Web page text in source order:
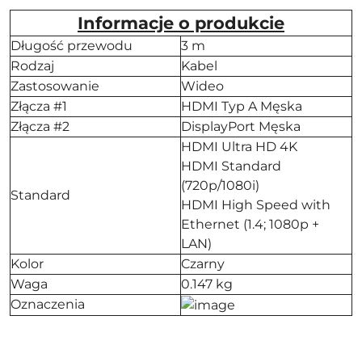
Informacje o produkcie
Długość przewodu
3 m
Rodzaj
Kabel
Zastosowanie
Wideo
Złącza #1
HDMI Typ A Męska
Złącza #2
DisplayPort Męska
Standard
HDMI Ultra HD 4K
HDMI Standard
(720p/1080i)
HDMI High Speed with
Ethernet (1.4; 1080p +
LAN)
Kolor
Czarny
Waga
0.147 kg
Oznaczenia